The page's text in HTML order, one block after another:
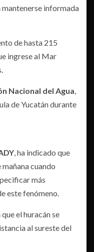
informada
de hasta 215
ingrese al Mar
Nacional del Agua,
de Yucatán durante
, ha indicado que
cuando
más
este fenómeno.
el huracán se
al sureste del